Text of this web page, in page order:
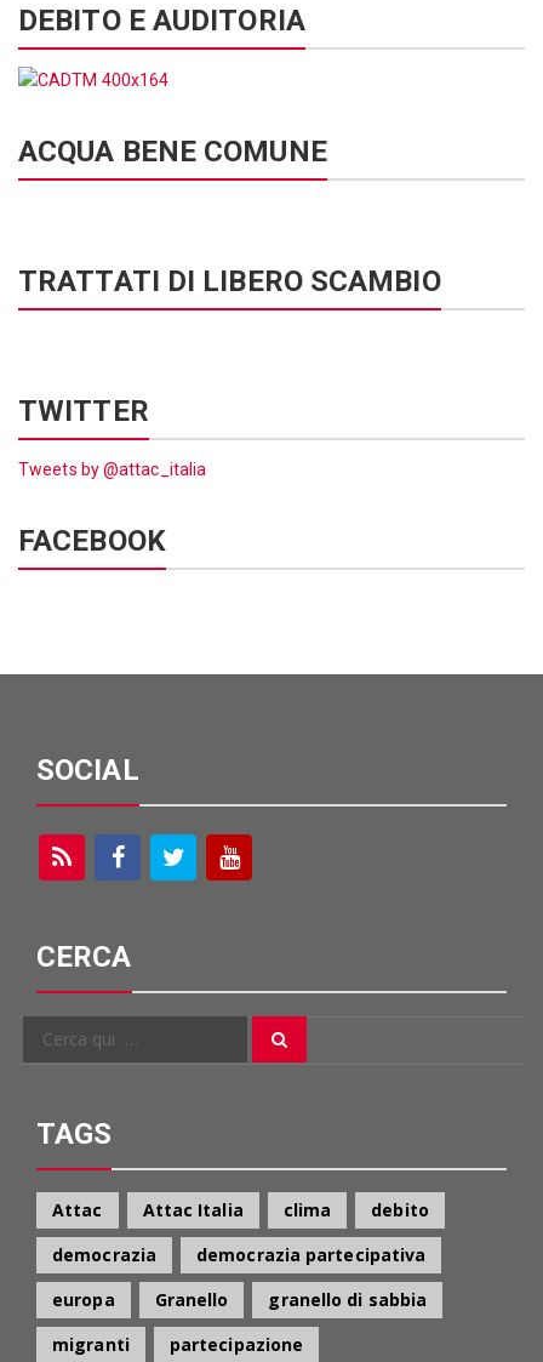
DEBITO E AUDITORIA
ACQUA BENE COMUNE
TRATTATI DI LIBERO SCAMBIO
TWITTER
Tweets by @attac_italia
FACEBOOK
SOCIAL
CERCA
Cerca
TAGS
Attac Attac Italia clima
debito
democrazia
democrazia partecipativa
europa
Granello
granello di sabbia
migranti
partecipazione